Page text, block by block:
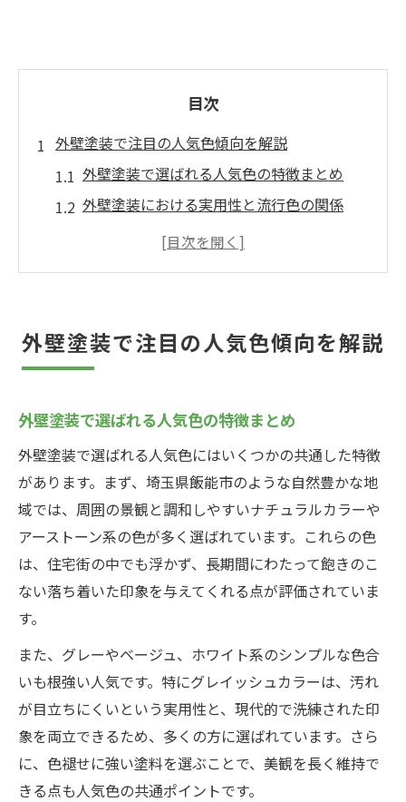
目次
外壁塗装で注目の人気色傾向を解説
外壁塗装で選ばれる人気色の特徴まとめ
外壁塗装における実用性と流行色の関係
2025年最新外壁塗装トレンド色の傾向
外壁塗装で流行色を上手に取り入れるコツ
流行色を使った外壁塗装の失敗しない方法
外壁塗装の流行色で周囲と調和する秘訣
外壁塗装で人気色と個性を両立させる考え
方
2025年注目の外壁塗装人気カラー特集
2025年外壁塗装の注目カラー徹底分析
外壁塗装で2025年注目色を選ぶメリット
2025年外壁塗装の新定番色のポイント
外壁塗装で未来志向の色選びを考える
埼玉県飯能市で映える外壁塗装の選び方
外壁塗装で地域に調和する色選びのコツ
飯能市の住環境に合う外壁塗装とは何か
外壁塗装で注目の人気色傾向を解説
外壁塗装で選ばれる人気色の特徴まとめ
外壁塗装で選ばれる人気色にはいくつかの共通した特徴
があります。まず、埼玉県飯能市のような自然豊かな地
域では、周囲の景観と調和しやすいナチュラルカラーや
アーストーン系の色が多く選ばれています。これらの色
は、住宅街の中でも浮かず、長期間にわたって飽きのこ
ない落ち着いた印象を与えてくれる点が評価されていま
す。
また、グレーやベージュ、ホワイト系のシンプルな色合
いも根強い人気です。特にグレイッシュカラーは、汚れ
が目立ちにくいという実用性と、現代的で洗練された印
象を両立できるため、多くの方に選ばれています。さら
に、色褪せに強い塗料を選ぶことで、美観を長く維持で
きる点も人気色の共通ポイントです。